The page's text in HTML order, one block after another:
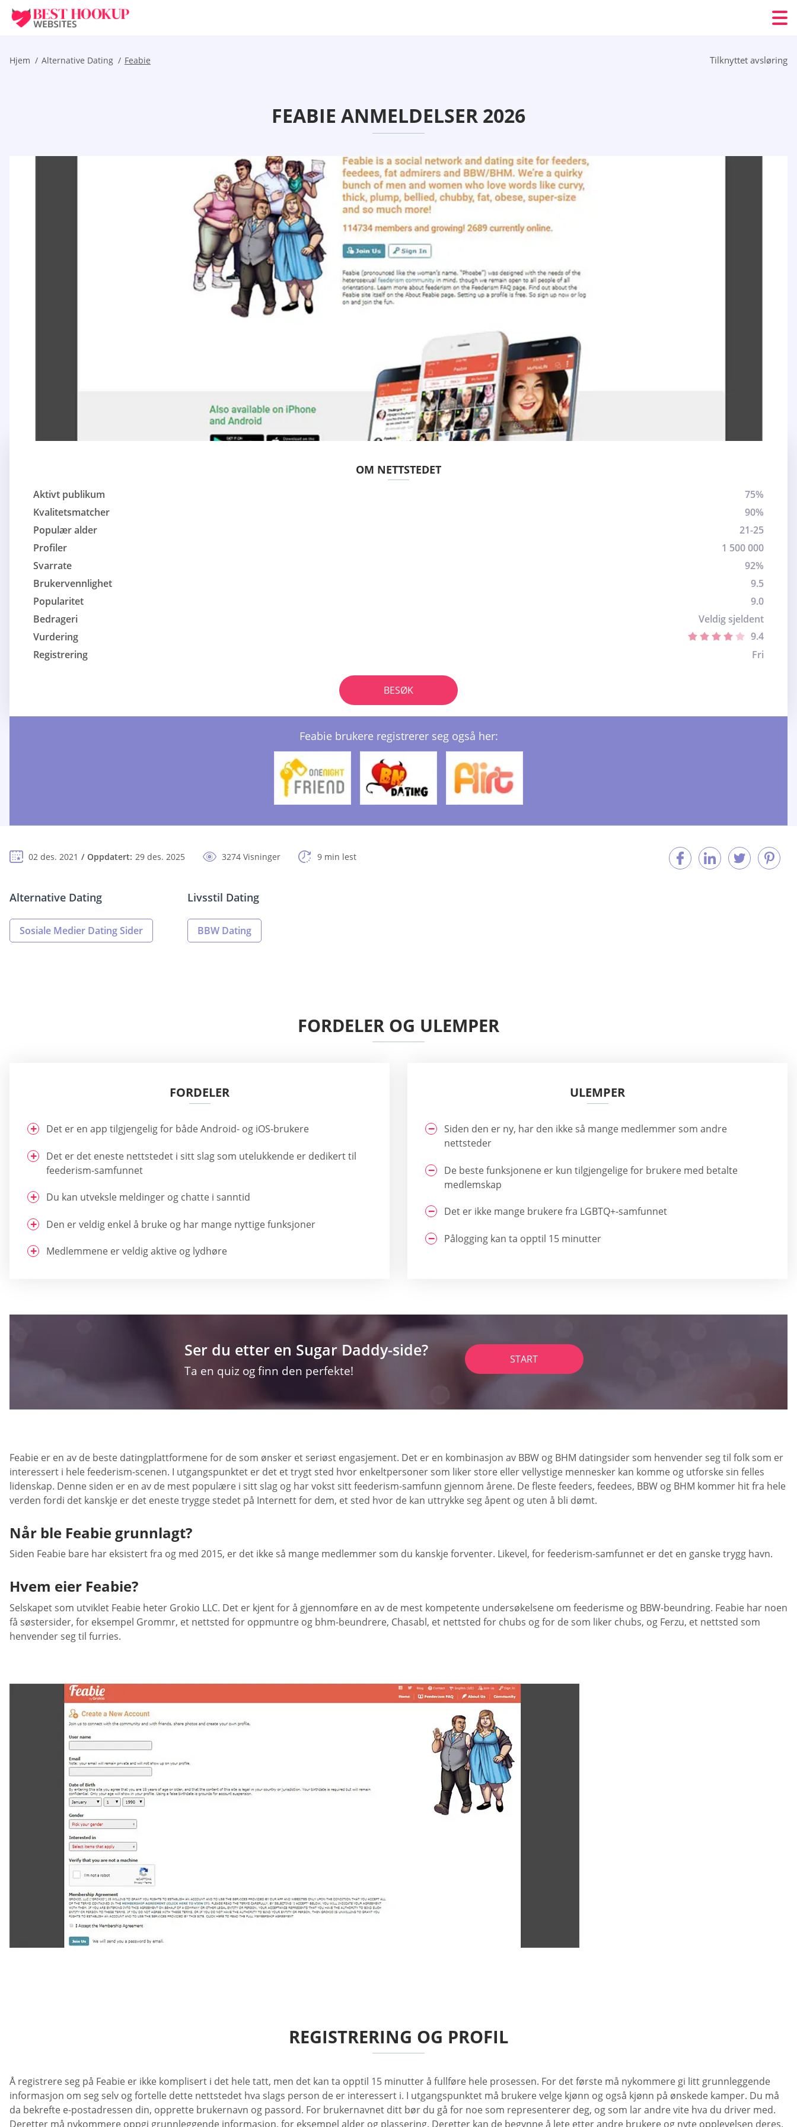
Hjem Alternative Dating Feabie Tilknyttet avsløring
FEABIE ANMELDELSER 2026
OM NETTSTEDET
Aktivt publikum
75%
Kvalitetsmatcher
90%
Populær alder
21-25
Profiler
1 500 000
Svarrate
92%
Brukervennlighet
9.5
Popularitet
9.0
Bedrageri
Veldig sjeldent
Vurdering
9.4
Registrering
Fri
BESØK
Feabie brukere registrerer seg også her:
02 des. 2021 Oppdatert: 29 des. 2025 3274 Visninger 9 min lest
Alternative Dating
Sosiale Medier Dating Sider
Livsstil Dating
BBW Dating
FORDELER OG ULEMPER
FORDELER
Det er en app tilgjengelig for både Android- og iOS-brukere
Det er det eneste nettstedet i sitt slag som utelukkende er dedikert til
feederism-samfunnet
Du kan utveksle meldinger og chatte i sanntid
Den er veldig enkel å bruke og har mange nyttige funksjoner
Medlemmene er veldig aktive og lydhøre
ULEMPER
Siden den er ny, har den ikke så mange medlemmer som andre
nettsteder
De beste funksjonene er kun tilgjengelige for brukere med betalte
medlemskap
Det er ikke mange brukere fra LGBTQ+-samfunnet
Pålogging kan ta opptil 15 minutter
Ser du etter en Sugar Daddy-side?
Ta en quiz og finn den perfekte!
START
Feabie er en av de beste datingplattformene for de som ønsker et seriøst engasjement. Det er en kombinasjon av BBW og BHM datingsider som henvender seg til folk som er
interessert i hele feederism-scenen. I utgangspunktet er det et trygt sted hvor enkeltpersoner som liker store eller vellystige mennesker kan komme og utforske sin felles
lidenskap. Denne siden er en av de mest populære i sitt slag og har vokst sitt feederism-samfunn gjennom årene. De fleste feeders, feedees, BBW og BHM kommer hit fra hele
verden fordi det kanskje er det eneste trygge stedet på Internett for dem, et sted hvor de kan uttrykke seg åpent og uten å bli dømt.
Når ble Feabie grunnlagt?
Siden Feabie bare har eksistert fra og med 2015, er det ikke så mange medlemmer som du kanskje forventer. Likevel, for feederism-samfunnet er det en ganske trygg havn.
Hvem eier Feabie?
Selskapet som utviklet Feabie heter Grokio LLC. Det er kjent for å gjennomføre en av de mest kompetente undersøkelsene om feederisme og BBW-beundring. Feabie har noen
få søstersider, for eksempel Grommr, et nettsted for oppmuntre og bhm-beundrere, Chasabl, et nettsted for chubs og for de som liker chubs, og Ferzu, et nettsted som
henvender seg til furries.
REGISTRERING OG PROFIL
Å registrere seg på Feabie er ikke komplisert i det hele tatt, men det kan ta opptil 15 minutter å fullføre hele prosessen. For det første må nykommere gi litt grunnleggende
informasjon om seg selv og fortelle dette nettstedet hva slags person de er interessert i. I utgangspunktet må brukere velge kjønn og også kjønn på ønskede kamper. Du må
da bekrefte e-postadressen din, opprette brukernavn og passord. For brukernavnet ditt bør du gå for noe som representerer deg, og som lar andre vite hva du driver med.
Deretter må nykommere oppgi grunnleggende informasjon, for eksempel alder og plassering. Deretter kan de begynne å lete etter andre brukere og nyte opplevelsen deres.